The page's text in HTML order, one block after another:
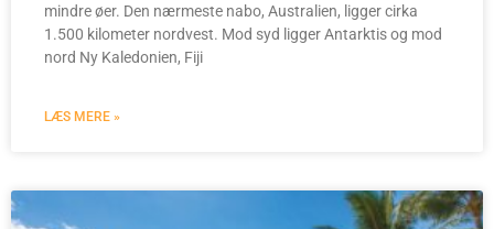
mindre øer. Den nærmeste nabo, Australien, ligger cirka
1.500 kilometer nordvest. Mod syd ligger Antarktis og mod
nord Ny Kaledonien, Fiji
LÆS MERE »